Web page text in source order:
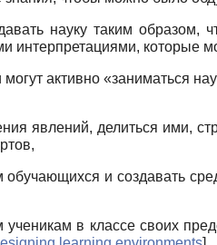
науку таким
интерпретациями, которые
активно «заниматься
явлений, делиться ими,
и создавать
ученикам в классе своих